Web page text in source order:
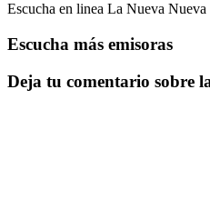
Escucha en linea La Nueva
Escucha más emisoras
Deja tu comentario sobre